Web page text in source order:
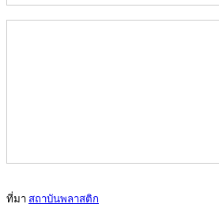
ที่มา สถาบันพลาสติก